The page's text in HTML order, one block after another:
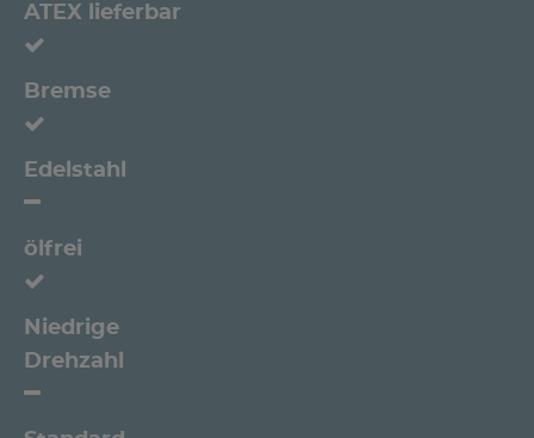
ATEX lieferbar
Bremse
Edelstahl
ölfrei
Niedrige
Drehzahl